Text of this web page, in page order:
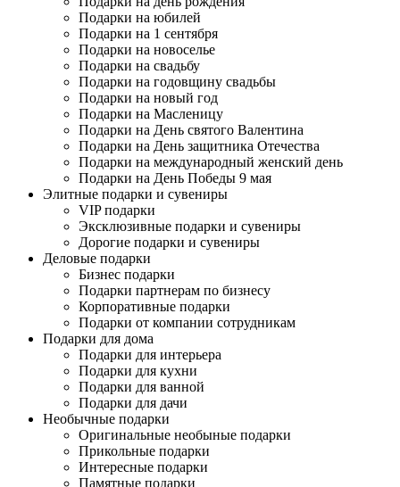
Подарки на юбилей
Подарки на 1 сентября
Подарки на новоселье
Подарки на свадьбу
Подарки на годовщину свадьбы
Подарки на новый год
Подарки на Масленицу
Подарки на День святого Валентина
Подарки на День защитника Отечества
Подарки на международный женский день
Подарки на День Победы 9 мая
Элитные подарки и сувениры
VIP подарки
Эксклюзивные подарки и сувениры
Дорогие подарки и сувениры
Деловые подарки
Бизнес подарки
Подарки партнерам по бизнесу
Корпоративные подарки
Подарки от компании сотрудникам
Подарки для дома
Подарки для интерьера
Подарки для кухни
Подарки для ванной
Подарки для дачи
Необычные подарки
Оригинальные необыные подарки
Прикольные подарки
Интересные подарки
Памятные подарки